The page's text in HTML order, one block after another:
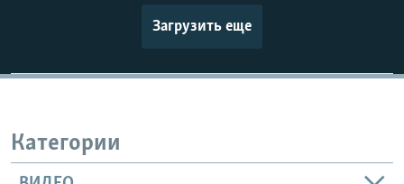
Загрузить еще
Категории